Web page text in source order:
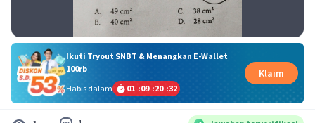
Ikuti Tryout SNBT & Menangkan E-Wallet
100rb
Habis dalam
01 :09 :20 :32
Klaim